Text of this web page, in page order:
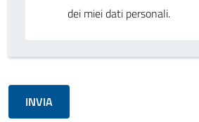
dei miei dati personali.